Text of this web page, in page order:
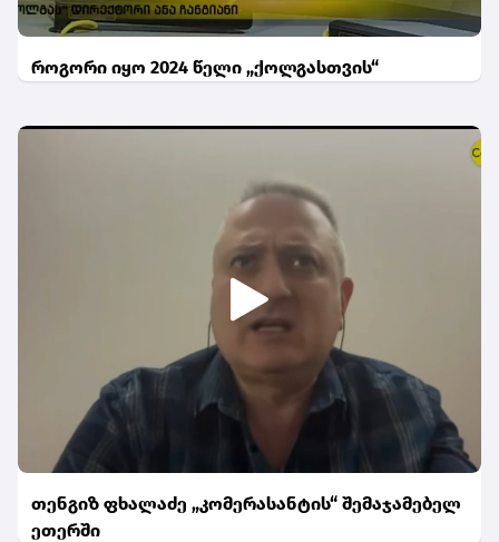
როგორი იყო 2024 წელი „ქოლგასთვის“
თენგიზ ფხალაძე „კომერასანტის“ შემაჯამებელ
ეთერში